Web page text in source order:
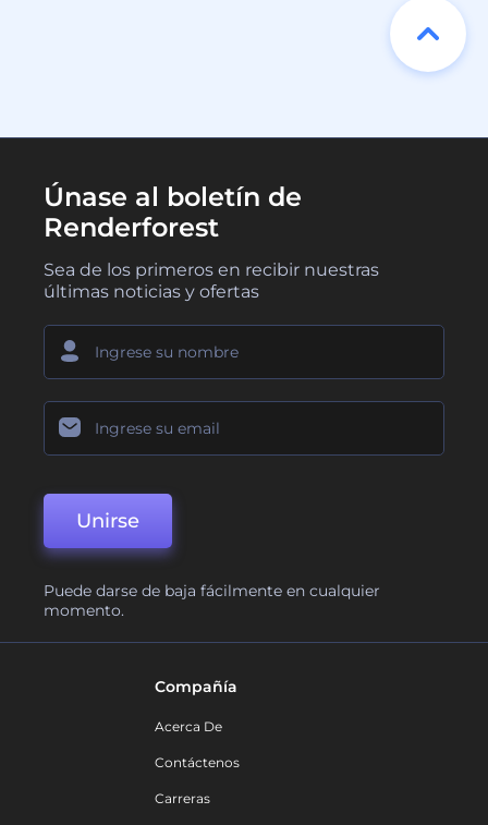
Únase al boletín de
Renderforest
Sea de los primeros en recibir nuestras
últimas noticias y ofertas
Unirse
Puede darse de baja fácilmente en cualquier
momento.
Compañía
Acerca De
Contáctenos
Carreras